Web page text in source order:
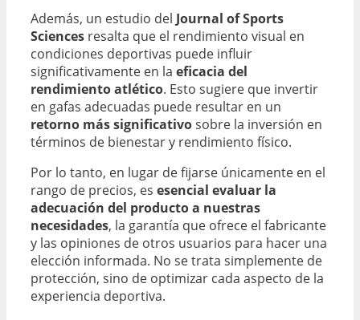
Además, un estudio del Journal of Sports
Sciences resalta que el rendimiento visual en
condiciones deportivas puede influir
significativamente en la eficacia del
rendimiento atlético. Esto sugiere que invertir
en gafas adecuadas puede resultar en un
retorno más significativosobre la inversión en
términos de bienestar y rendimiento físico.
Por lo tanto, en lugar de fijarse únicamente en el
rango de precios, es esencial evaluar la
adecuación del producto a nuestras
necesidades, la garantía que ofrece el fabricante
y las opiniones de otros usuarios para hacer una
elección informada. No se trata simplemente de
protección, sino de optimizar cada aspecto de la
experiencia deportiva.